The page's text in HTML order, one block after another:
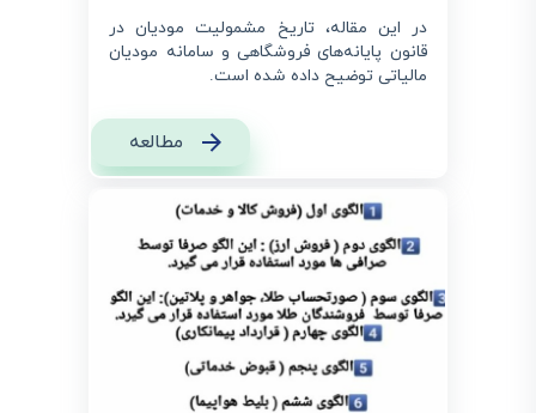
در این مقاله، تاریخ مشمولیت مودیان در
قانون پایانه‌های فروشگاهی و سامانه مودیان
مالیاتی توضیح داده شده است.
مطالعه